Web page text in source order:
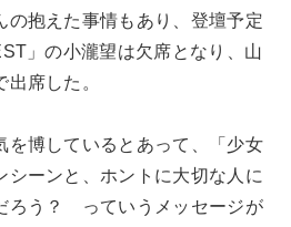
の抱えた事情もあり、登壇予定
」の小瀧望は欠席となり、山
席した。
を博しているとあって、「少女
シーンと、ホントに大切な人に
ろう？ っていうメッセージが